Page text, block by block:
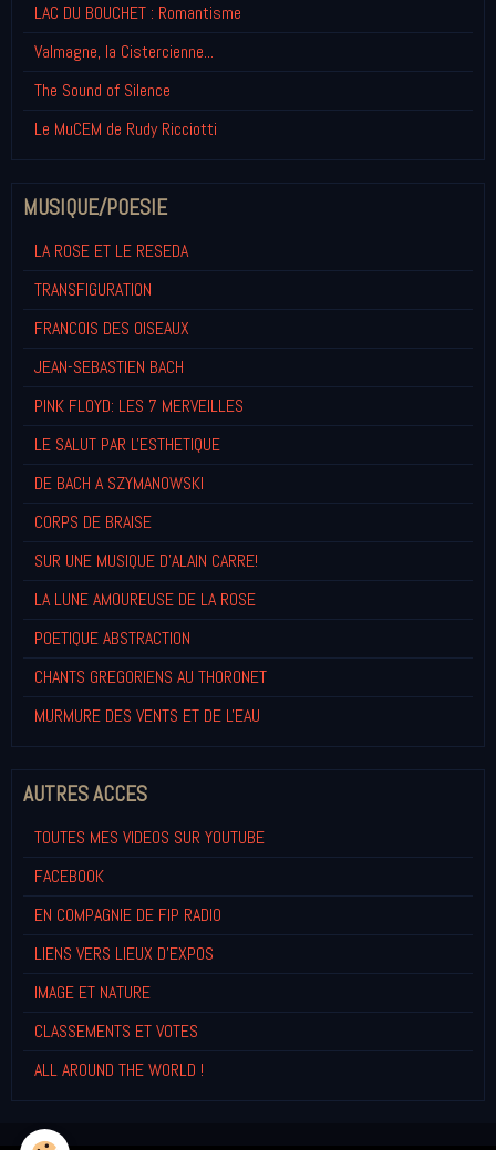
LAC DU BOUCHET : Romantisme
Valmagne, la Cistercienne...
The Sound of Silence
Le MuCEM de Rudy Ricciotti
MUSIQUE/POESIE
LA ROSE ET LE RESEDA
TRANSFIGURATION
FRANCOIS DES OISEAUX
JEAN-SEBASTIEN BACH
PINK FLOYD: LES 7 MERVEILLES
LE SALUT PAR L'ESTHETIQUE
DE BACH A SZYMANOWSKI
CORPS DE BRAISE
SUR UNE MUSIQUE D'ALAIN CARRE!
LA LUNE AMOUREUSE DE LA ROSE
POETIQUE ABSTRACTION
CHANTS GREGORIENS AU THORONET
MURMURE DES VENTS ET DE L'EAU
AUTRES ACCES
TOUTES MES VIDEOS SUR YOUTUBE
FACEBOOK
EN COMPAGNIE DE FIP RADIO
LIENS VERS LIEUX D'EXPOS
IMAGE ET NATURE
CLASSEMENTS ET VOTES
ALL AROUND THE WORLD !